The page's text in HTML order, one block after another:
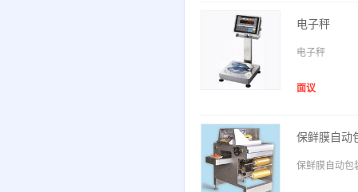
电子秤
电子秤
面议
保鲜膜自动
保鲜膜自动包